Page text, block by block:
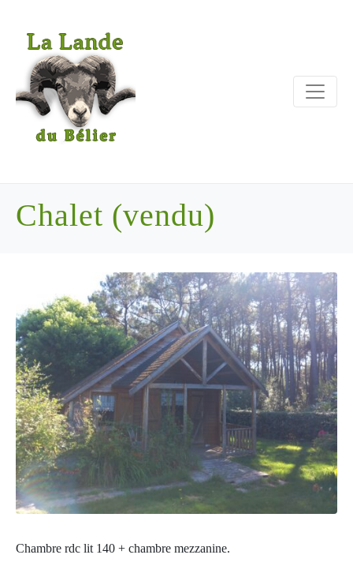
Chalet (vendu)
Chambre rdc lit 140 + chambre mezzanine.